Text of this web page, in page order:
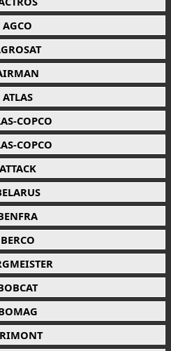
AGCO
ATLAS
COPCO
COPCO
ATTACK
BERCO